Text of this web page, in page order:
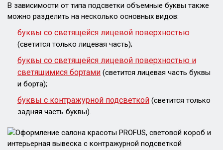
В зависимости от типа подсветки объемные буквы также
можно разделить на несколько основных видов:
буквы со светящейся лицевой поверхностью
(светится только лицевая часть);
буквы со светящейся лицевой поверхностью и
светящимися бортами (светится лицевая часть буквы
и борта);
буквы с контражурной подсветкой (светится только
задняя часть буквы).